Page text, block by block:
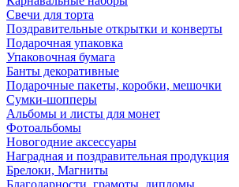
Свечи для торта
Поздравительные открытки и конверты
Подарочная упаковка
Упаковочная бумага
Банты декоративные
Подарочные пакеты, коробки, мешочки
Сумки-шопперы
Альбомы и листы для монет
Фотоальбомы
Новогодние аксессуары
Наградная и поздравительная продукция
Брелоки, Магниты
Благодарности, грамоты, дипломы